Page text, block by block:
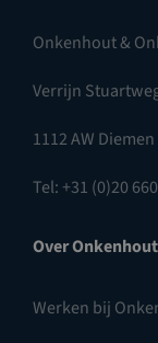
Onkenhout &
Verrijn
1112 AW Diemen
Tel: +31 (0)20
Over Onkenhout
Werken bij